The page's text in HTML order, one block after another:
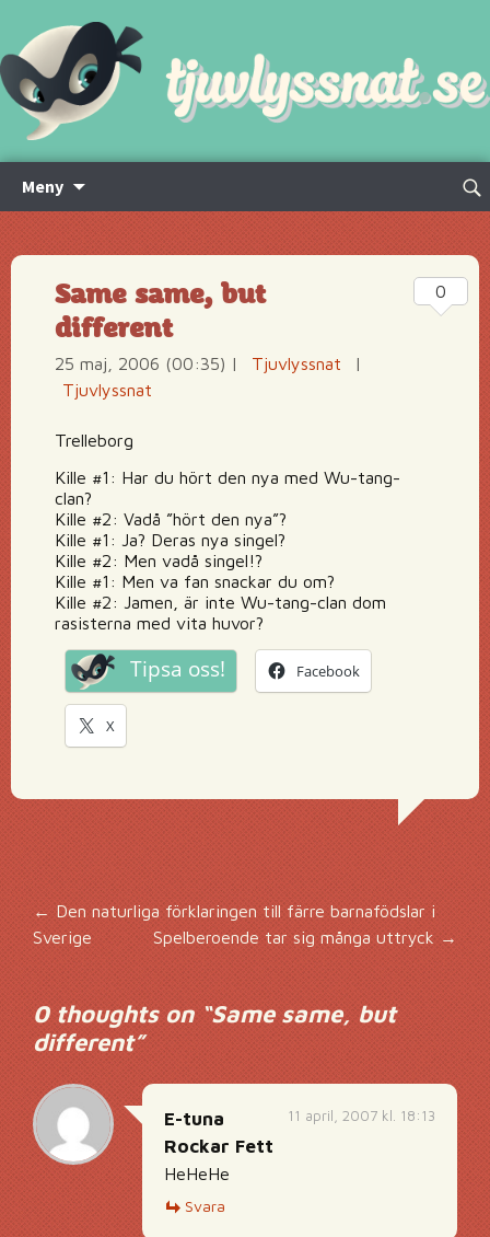
Meny
innehåll
Sök
Same same, but
different
25 maj, 2006 (00:35) | Tjuvlyssnat
|
Tjuvlyssnat
Trelleborg
Kille #1: Har du hört den nya med Wu-tang-
clan?
Kille #2: Vadå ”hört den nya”?
Kille #1: Ja? Deras nya singel?
Kille #2: Men vadå singel!?
Kille #1: Men va fan snackar du om?
Kille #2: Jamen, är inte Wu-tang-clan dom
rasisterna med vita huvor?
Tipsa oss! Facebook
X
0
Inläggsnavigering
← Den naturliga förklaringen till färre barnafödslar i
Sverige
Spelberoende tar sig många uttryck→
0 thoughts on “Same same, but
different”
11 april, 2007 kl. 18:13
E-tuna
Rockar Fett
HeHeHe
Svara